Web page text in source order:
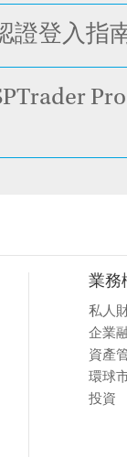
證登入指
業務
私人
企業
資產
環球
投資